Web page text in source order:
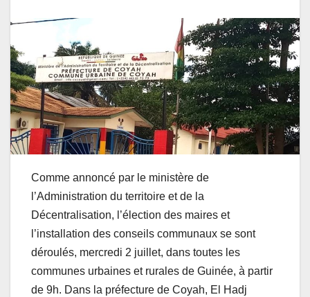
Comme annoncé par le ministère de
l’Administration du territoire et de la
Décentralisation, l’élection des maires et
l’installation des conseils communaux se sont
déroulés, mercredi 2 juillet, dans toutes les
communes urbaines et rurales de Guinée, à partir
de 9h. Dans la préfecture de Coyah, El Hadj